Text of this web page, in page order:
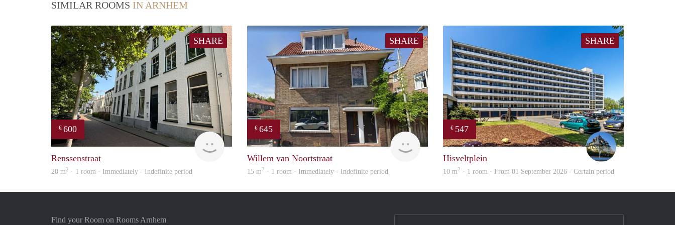
SIMILAR ROOMS IN ARNHEM
SHARE
€ 600
Verhome
Renssenstraat
20 m2 · 1 room · Immediately - Indefinite period
SHARE
€ 645
Verhome
Willem van Noortstraat
15 m2 · 1 room · Immediately - Indefinite period
SHARE
€ 547
James
Hisveltplein
10 m2 · 1 room · From 01 September 2026 - Certain period
Find your Room on Rooms Arnhem